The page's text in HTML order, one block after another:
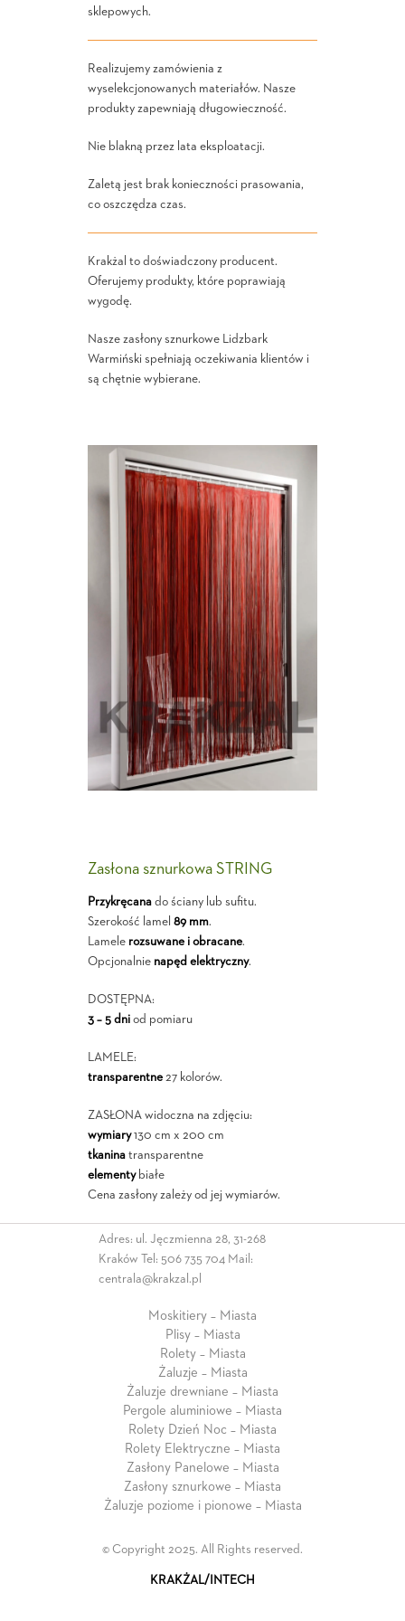
sklepowych.
Realizujemy zamówienia z
wyselekcjonowanych materiałów. Nasze
produkty zapewniają długowieczność.
Nie blakną przez lata eksploatacji.
Zaletą jest brak konieczności prasowania,
co oszczędza czas.
Krakżal to doświadczony producent.
Oferujemy produkty, które poprawiają
wygodę.
Nasze zasłony sznurkowe Lidzbark
Warmiński spełniają oczekiwania klientów i
są chętnie wybierane.
Zasłona sznurkowa STRING
Przykręcanado ściany lub sufitu.
Szerokość lamel 89 mm.
Lamele rozsuwane i obracane.
Opcjonalnie napęd elektryczny.
DOSTĘPNA:
3 – 5 dniod pomiaru
LAMELE:
transparentne27 kolorów.
ZASŁONA widoczna na zdjęciu:
wymiary130 cm x 200 cm
tkaninatransparentne
elementybiałe
Cena zasłony zależy od jej wymiarów.
Adres: ul. Jęczmienna 28, 31-268
Kraków Tel: 506 735 704 Mail:
centrala@krakzal.pl
Moskitiery – Miasta
Plisy – Miasta
Rolety – Miasta
Żaluzje – Miasta
Żaluzje drewniane – Miasta
Pergole aluminiowe – Miasta
Rolety Dzień Noc – Miasta
Rolety Elektryczne – Miasta
Zasłony Panelowe – Miasta
Zasłony sznurkowe – Miasta
Żaluzje poziome i pionowe – Miasta
© Copyright 2025. All Rights reserved.
KRAKŻAL/INTECH